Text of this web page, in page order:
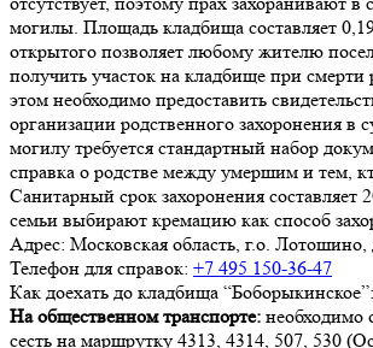
могилы. Площадь кладбища составляет
открытого позволяет любому жителю
получить участок на кладбище при смерти
этом необходимо предоставить
организации родственного захоронения
могилу требуется стандартный набор
справка о родстве между умершим и тем,
Санитарный срок захоронения составляет
семьи выбирают кремацию как способ
Адрес: Московская область, г.о.
Телефон для справок: +7 495 150-36-47
Как доехать до кладбища “Боборыкинское”:
На общественном транспорте: необходимо
сесть на маршрутку 4313, 4314, 507, 530